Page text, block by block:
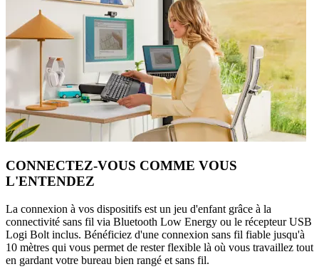
CONNECTEZ-VOUS COMME VOUS
L'ENTENDEZ
La connexion à vos dispositifs est un jeu d'enfant grâce à la
connectivité sans fil via Bluetooth Low Energy ou le récepteur USB
Logi Bolt inclus. Bénéficiez d'une connexion sans fil fiable jusqu'à
10 mètres qui vous permet de rester flexible là où vous travaillez tout
en gardant votre bureau bien rangé et sans fil.